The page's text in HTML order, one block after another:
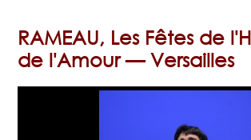
RAMEAU, Les Fêtes de
de l'Amour — Versailles